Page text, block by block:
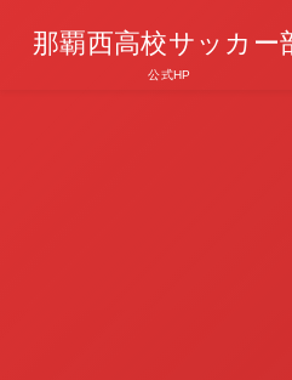
那覇西高校サッカー
公式HP